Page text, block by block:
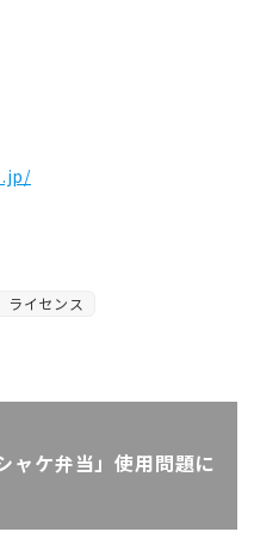
ライセンス
ャケ弁当」使用問題に